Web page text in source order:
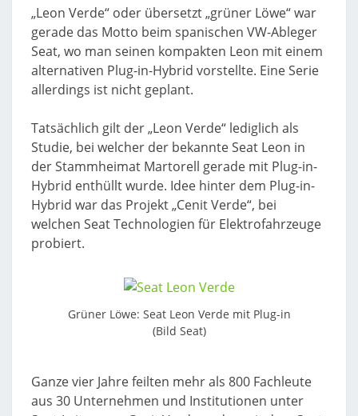
IN-
HYBRID
„Leon Verde“ oder übersetzt „grüner Löwe“ war
gerade das Motto beim spanischen VW-Ableger
Seat, wo man seinen kompakten Leon mit einem
alternativen Plug-in-Hybrid vorstellte. Eine Serie
allerdings ist nicht geplant.
Tatsächlich gilt der „Leon Verde“ lediglich als
Studie, bei welcher der bekannte Seat Leon in
der Stammheimat Martorell gerade mit Plug-in-
Hybrid enthüllt wurde. Idee hinter dem Plug-in-
Hybrid war das Projekt „Cenit Verde“, bei
welchen Seat Technologien für Elektrofahrzeuge
probiert.
Grüner Löwe: Seat Leon Verde mit Plug-in
(Bild Seat)
Ganze vier Jahre feilten mehr als 800 Fachleute
aus 30 Unternehmen und Institutionen unter